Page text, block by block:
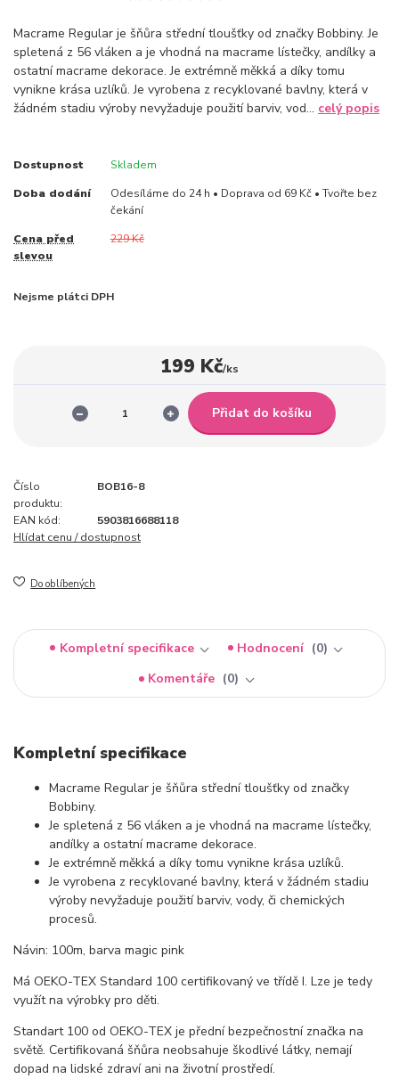
Macrame Regular je šňůra střední tloušťky od značky Bobbiny. Je
spletená z 56 vláken a je vhodná na macrame lístečky, andílky a
ostatní macrame dekorace. Je extrémně měkká a díky tomu
vynikne krása uzlíků. Je vyrobena z recyklované bavlny, která v
žádném stadiu výroby nevyžaduje použití barviv, vod... celý popis
Dostupnost Skladem
Doba dodání
Odesíláme do 24 h • Doprava od 69 Kč • Tvořte bez
čekání
Cena před
slevou
229 Kč
Nejsme plátci DPH
199 Kč/ks
Přidat do košíku
Číslo
produktu:
BOB16-8
EAN kód:
5903816688118
Hlídat cenu / dostupnost
Do oblíbených
Kompletní specifikace Hodnocení
0
Komentáře
0
Kompletní specifikace
Macrame Regular je šňůra střední tloušťky od značky
Bobbiny.
Je spletená z 56 vláken a je vhodná na macrame lístečky,
andílky a ostatní macrame dekorace.
Je extrémně měkká a díky tomu vynikne krása uzlíků.
Je vyrobena z recyklované bavlny, která v žádném stadiu
výroby nevyžaduje použití barviv, vody, či chemických
procesů.
Návin: 100m, barva magic pink
Má OEKO-TEX Standard 100 certifikovaný ve třídě I. Lze je tedy
využít na výrobky pro děti.
Standart 100 od OEKO-TEX je přední bezpečnostní značka na
světě. Certifikovaná šňůra neobsahuje škodlivé látky, nemají
dopad na lidské zdraví ani na životní prostředí.